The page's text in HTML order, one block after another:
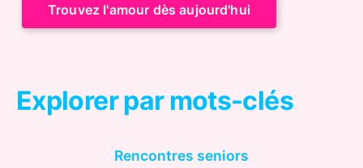
Trouvez l'amour dès aujourd'hui
Explorer par mots-clés
Rencontres seniors